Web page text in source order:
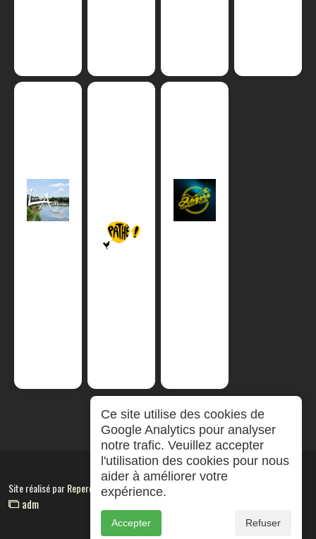
Site réalisé parRepereCom
adm
Ce site utilise des cookies de
Google Analytics pour analyser
notre trafic. Veuillez accepter
l'utilisation des cookies pour nous
aider à améliorer votre
expérience.
Accepter Refuser